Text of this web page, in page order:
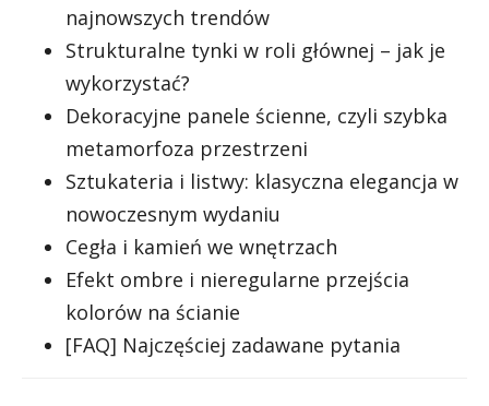
najnowszych trendów
Strukturalne tynki w roli głównej – jak je
wykorzystać?
Dekoracyjne panele ścienne, czyli szybka
metamorfoza przestrzeni
Sztukateria i listwy: klasyczna elegancja w
nowoczesnym wydaniu
Cegła i kamień we wnętrzach
Efekt ombre i nieregularne przejścia
kolorów na ścianie
[FAQ] Najczęściej zadawane pytania